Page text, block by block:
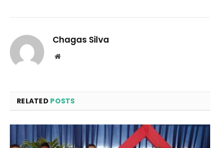
Chagas Silva
Website
RELATED POSTS